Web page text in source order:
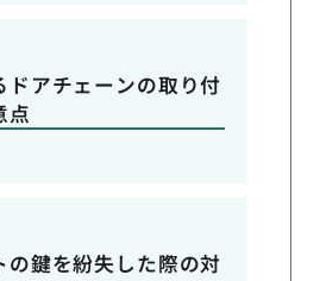
ドアチェーンの取り付
点
の鍵を紛失した際の対